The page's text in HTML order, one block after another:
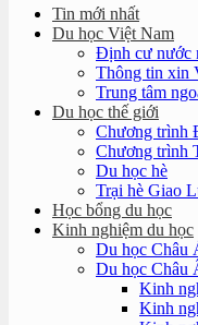
Tin mới nhất
Du học Việt Nam
Định cư nước
Thông tin xin
Trung tâm
Du học thế giới
Chương trình
Chương trình
Du học hè
Trại hè Giao
Học bổng du học
Kinh nghiệm du học
Du học Châu
Du học Châu
Kinh
Kinh